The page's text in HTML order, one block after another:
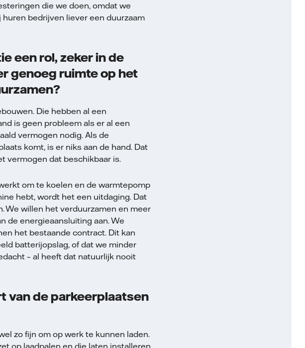
die we doen, omdat we
bedrijven liever een duurzaam
een rol, zeker in de
genoeg ruimte op het
Die hebben al een
is geen probleem als er al een
vermogen nodig. Als de
komt, is er niks aan de hand. Dat
vermogen dat beschikbaar is.
om te koelen en de warmtepomp
hebt, wordt het een uitdaging. Dat
We willen het verduurzamen en meer
de energieaansluiting aan. We
het bestaande contract. Dit kan
batterijopslag, of dat we minder
– al heeft dat natuurlijk nooit
van de parkeerplaatsen
zo fijn om op werk te kunnen laden.